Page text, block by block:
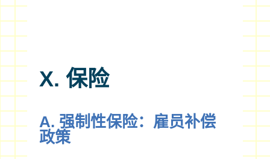
X. 保险
A. 强制性保险：雇员补偿
政策